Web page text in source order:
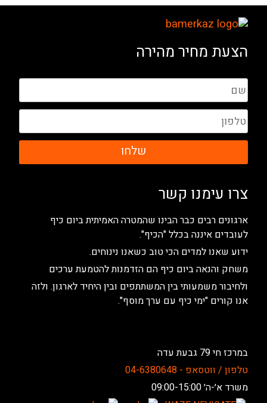
הצעת מחיר מהירה
שלחו
צרו עימנו קשר
ארגונים רבים כבר הבינו שהמטרה האמיתית ביום כיף
לעובדים איננה בכלל "הכיף".
ידוע שאנו למדים הכי טוב כשאנו נינוחים.
משחק והנאה ביום כיף הם הזדמנות להטמעת ערכים
ולחיבור משמעותי בין המשתתפים ובין היחיד לארגון. ולזה
אנו קורים "ימי כיף עם ערך מוסף".
במרכז חי 79 גבעת עדה
טלפון / ווטסאפ - 04-6380648
משרד א׳-ה׳ 09:00-15:00